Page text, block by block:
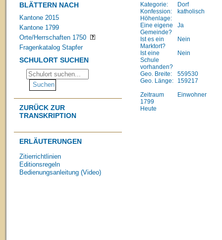
BLÄTTERN NACH
Kantone 2015
Kantone 1799
Orte/Herrschaften 1750
Fragenkatalog Stapfer
SCHULORT SUCHEN
ZURÜCK ZUR
TRANSKRIPTION
ERLÄUTERUNGEN
Zitierrichtlinien
Editionsregeln
Bedienungsanleitung (Video)
Kategorie:
Dorf
Konfession:
katholisch
Höhenlage:
Eine eigene
Gemeinde?
Ja
Ist es ein
Marktort?
Nein
Ist eine
Schule
vorhanden?
Nein
Geo. Breite:
559530
Geo. Länge:
159217
Zeitraum
Einwohner
1799
Heute